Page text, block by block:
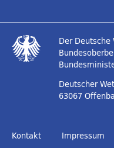
Der
Deutscher
63067
Kontakt Impressum